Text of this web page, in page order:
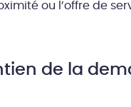
ou l’offre de
de la